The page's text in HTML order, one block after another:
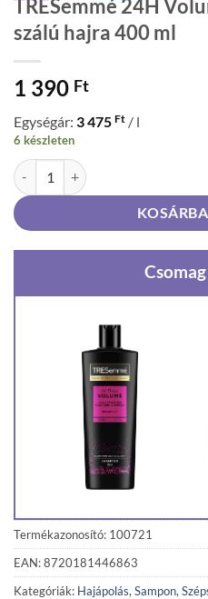
TRESemmé 24H
szálú hajra 400 ml
1 390 Ft
Egységár: 3 475 Ft / l
6 készleten
TRESemmé 24H Volume sampon
Termékazonosító: 100721
EAN: 8720181446863
Kategóriák: Hajápolás, Sampon,